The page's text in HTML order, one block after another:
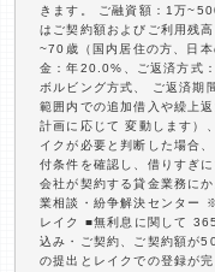
きます。 ご融資額：1万
はご契約額およびご利用残
~70歳（国内居住の方、日
金：年20.0%、ご返済方式
ボルビング方式、 ご返済期
範囲内での追加借入や繰上
計画に応じて 変動します）
イクが必要と判断した場合
付条件を確認し、借りすぎ
会社が契約する貸金業務に
業相談・紛争解決センター
レイク ■無利息に関して
込み・ご契約、ご契約額が
の提出とレイクでの登録が